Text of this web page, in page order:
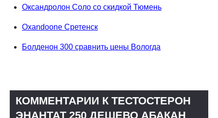
Оксандролон Соло со скидкой Тюмень
Oxandoone Сретенск
Болденон 300 сравнить цены Вологда
КОММЕНТАРИИ К ТЕСТОСТЕРОН
ЭНАНТАТ 250 ДЕШЕВО АБАКАН